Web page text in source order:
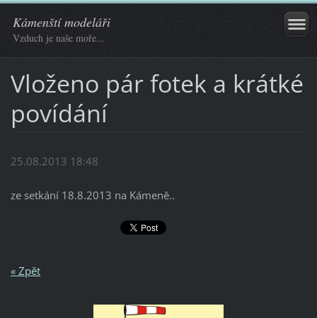
Kámenští modeláři
Vzduch je naše moře...
Vloženo pár fotek a krátké
povídání
25.08.2013 18:48
ze setkání 18.8.2013 na Kámeně..
« Zpět